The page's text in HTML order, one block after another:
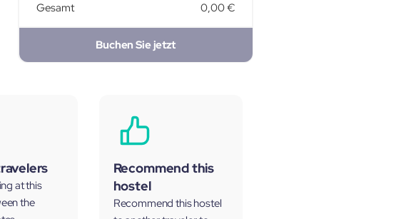
Gesamt 0,00 €
Buchen Sie jetzt
at this
the
Recommend this
hostel
Recommend this hostel